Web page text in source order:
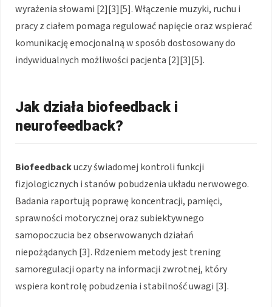
wyrażenia słowami [2][3][5]. Włączenie muzyki, ruchu i
pracy z ciałem pomaga regulować napięcie oraz wspierać
komunikację emocjonalną w sposób dostosowany do
indywidualnych możliwości pacjenta [2][3][5].
Jak działa biofeedback i
neurofeedback?
Biofeedbackuczy świadomej kontroli funkcji
fizjologicznych i stanów pobudzenia układu nerwowego.
Badania raportują poprawę koncentracji, pamięci,
sprawności motorycznej oraz subiektywnego
samopoczucia bez obserwowanych działań
niepożądanych [3]. Rdzeniem metody jest trening
samoregulacji oparty na informacji zwrotnej, który
wspiera kontrolę pobudzenia i stabilność uwagi [3].